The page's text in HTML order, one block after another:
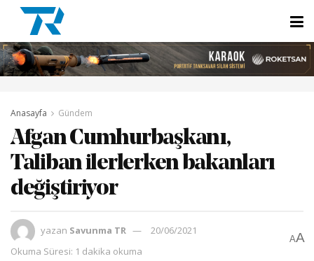
Anasayfa Gündem
Afgan Cumhurbaşkanı,
Taliban ilerlerken bakanları
değiştiriyor
yazan Savunma TR
20/06/2021
Okuma Süresi: 1 dakika okuma
AA